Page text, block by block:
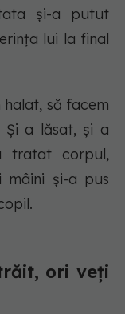
și-a putut
lui la final
halat, să facem
Și a lăsat, și a
tratat corpul,
mâini și-a pus
ori veți